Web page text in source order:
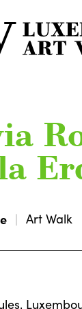
Art Walk